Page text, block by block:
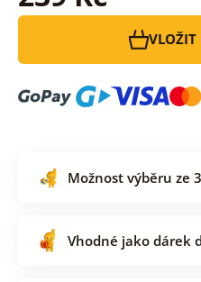
VLOŽIT
Možnost výběru ze
Vhodné jako dárek